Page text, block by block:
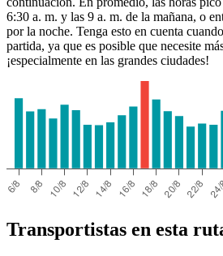
6:30 a. m. y las 9 a. m. de la mañana, o
por la noche. Tenga esto en cuenta
partida, ya que es posible que necesite
¡especialmente en las grandes ciudades!
Transportistas en esta